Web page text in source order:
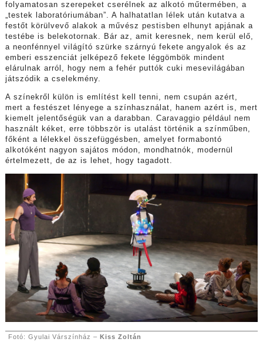
folyamatosan szerepeket cserélnek az alkotó műtermében, a
„testek laboratóriumában”. A halhatatlan lélek után kutatva a
festőt körülvevő alakok a művész pestisben elhunyt apjának a
testébe is belekotornak. Bár az, amit keresnek, nem kerül elő,
a neonfénnyel világító szürke szárnyú fekete angyalok és az
emberi esszenciát jelképező fekete léggömbök mindent
elárulnak arról, hogy nem a fehér puttók cuki mesevilágában
játszódik a cselekmény.
A színekről külön is említést kell tenni, nem csupán azért,
mert a festészet lényege a színhasználat, hanem azért is, mert
kiemelt jelentőségük van a darabban. Caravaggio például nem
használt kéket, erre többször is utalást történik a színműben,
főként a lélekkel összefüggésben, amelyet formabontó
alkotóként nagyon sajátos módon, mondhatnók, modernül
értelmezett, de az is lehet, hogy tagadott.
Fotó: Gyulai Várszínház – Kiss Zoltán